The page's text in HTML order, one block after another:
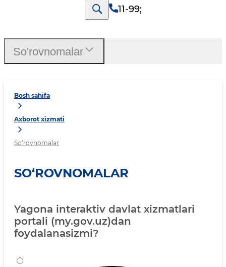
11-99;
Bosh sahifa
Axborot xizmati
So‘rovnomalar
SO‘ROVNOMALAR
Yagona interaktiv davlat xizmatlari
portali (my.gov.uz)dan
foydalanasizmi?
So'rovnomalar